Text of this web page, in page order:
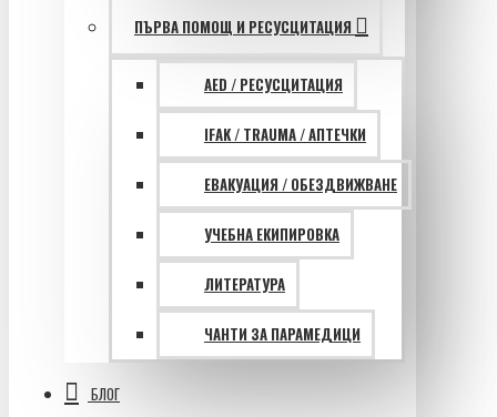
ПЪРВА ПОМОЩ И РЕСУСЦИТАЦИЯ
AED / РЕСУСЦИТАЦИЯ
IFAK / TRAUMA / АПТЕЧКИ
ЕВАКУАЦИЯ / ОБЕЗДВИЖВАНЕ
УЧЕБНА ЕКИПИРОВКА
ЛИТЕРАТУРА
ЧАНТИ ЗА ПАРАМЕДИЦИ
БЛОГ